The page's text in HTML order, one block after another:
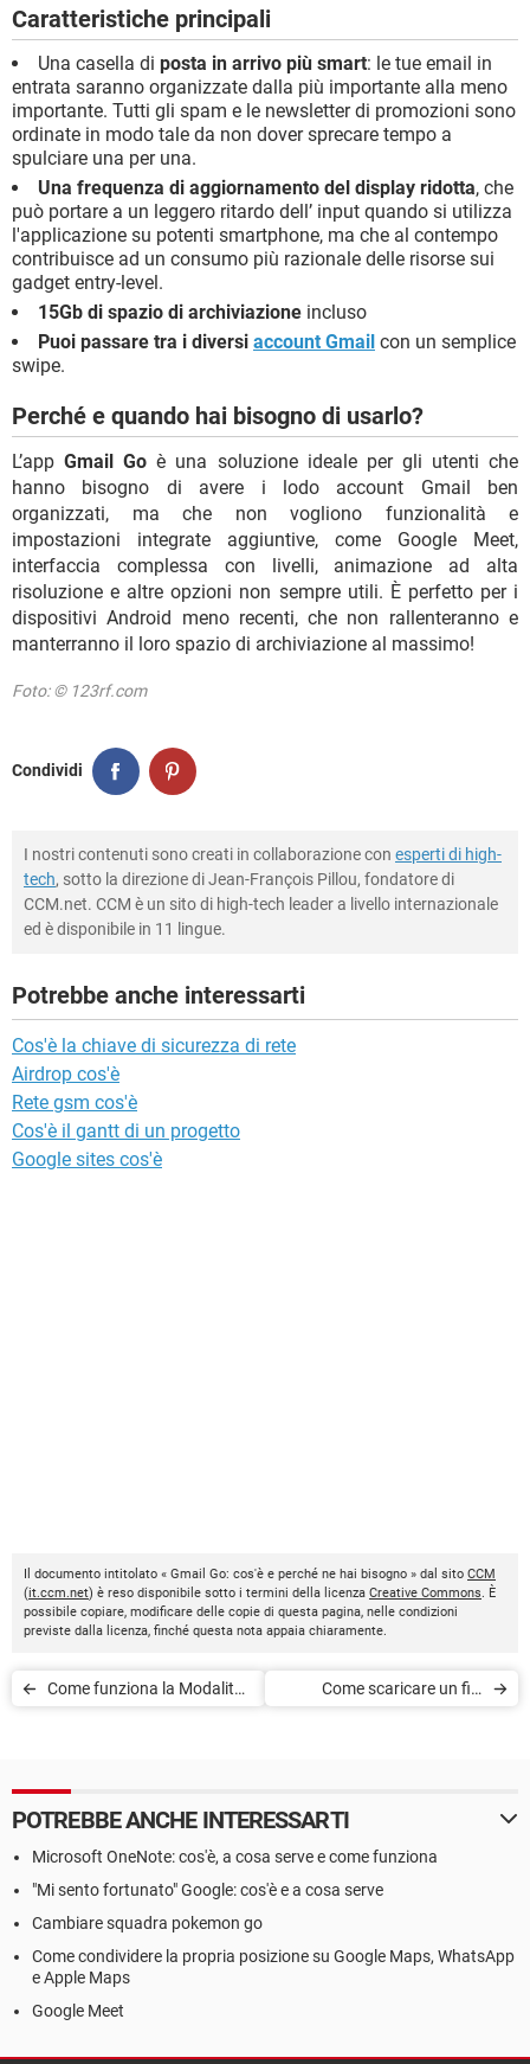
Caratteristiche principali
Una casella di posta in arrivo più smart: le tue email in
entrata saranno organizzate dalla più importante alla meno
importante. Tutti gli spam e le newsletter di promozioni sono
ordinate in modo tale da non dover sprecare tempo a
spulciare una per una.
Una frequenza di aggiornamento del display ridotta, che
può portare a un leggero ritardo dell’ input quando si utilizza
l'applicazione su potenti smartphone, ma che al contempo
contribuisce ad un consumo più razionale delle risorse sui
gadget entry-level.
15Gb di spazio di archiviazione incluso
Puoi passare tra i diversi account Gmail con un semplice
swipe.
Perché e quando hai bisogno di usarlo?
L’appGmail Go è una soluzione ideale per gli utenti che
hanno bisogno di avere i lodo account Gmail ben
organizzati, ma che non vogliono funzionalità e
impostazioni integrate aggiuntive, come Google Meet,
interfaccia complessa con livelli, animazione ad alta
risoluzione e altre opzioni non sempre utili. È perfetto per i
dispositivi Android meno recenti, che non rallenteranno e
manterranno il loro spazio di archiviazione al massimo!
Foto: © 123rf.com
Condividi
I nostri contenuti sono creati in collaborazione con esperti di high-
tech, sotto la direzione di Jean-François Pillou, fondatore di
CCM.net. CCM è un sito di high-tech leader a livello internazionale
ed è disponibile in 11 lingue.
Potrebbe anche interessarti
Cos'è la chiave di sicurezza di rete
Airdrop cos'è
Rete gsm cos'è
Cos'è il gantt di un progetto
Google sites cos'è
Il documento intitolato « Gmail Go: cos'è e perché ne hai bisogno » dal sito CCM
(it.ccm.net) è reso disponibile sotto i termini della licenza Creative Commons. È
possibile copiare, modificare delle copie di questa pagina, nelle condizioni
previste dalla licenza, finché questa nota appaia chiaramente.
Come funziona la Modalità
Come scaricare un file
POTREBBE ANCHE INTERESSARTI
Microsoft OneNote: cos'è, a cosa serve e come funziona
"Mi sento fortunato" Google: cos'è e a cosa serve
Cambiare squadra pokemon go
Come condividere la propria posizione su Google Maps, WhatsApp
e Apple Maps
Google Meet